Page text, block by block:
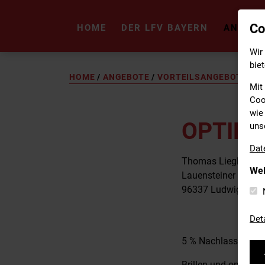
HOME DER LFV BAYERN
HOME / ANGEBOTE / VORTEILSANGEBOTE
OPTIK
Thomas Liegl
Lauensteiner
96337
5 % Nachlass
Wir
Mit
wie